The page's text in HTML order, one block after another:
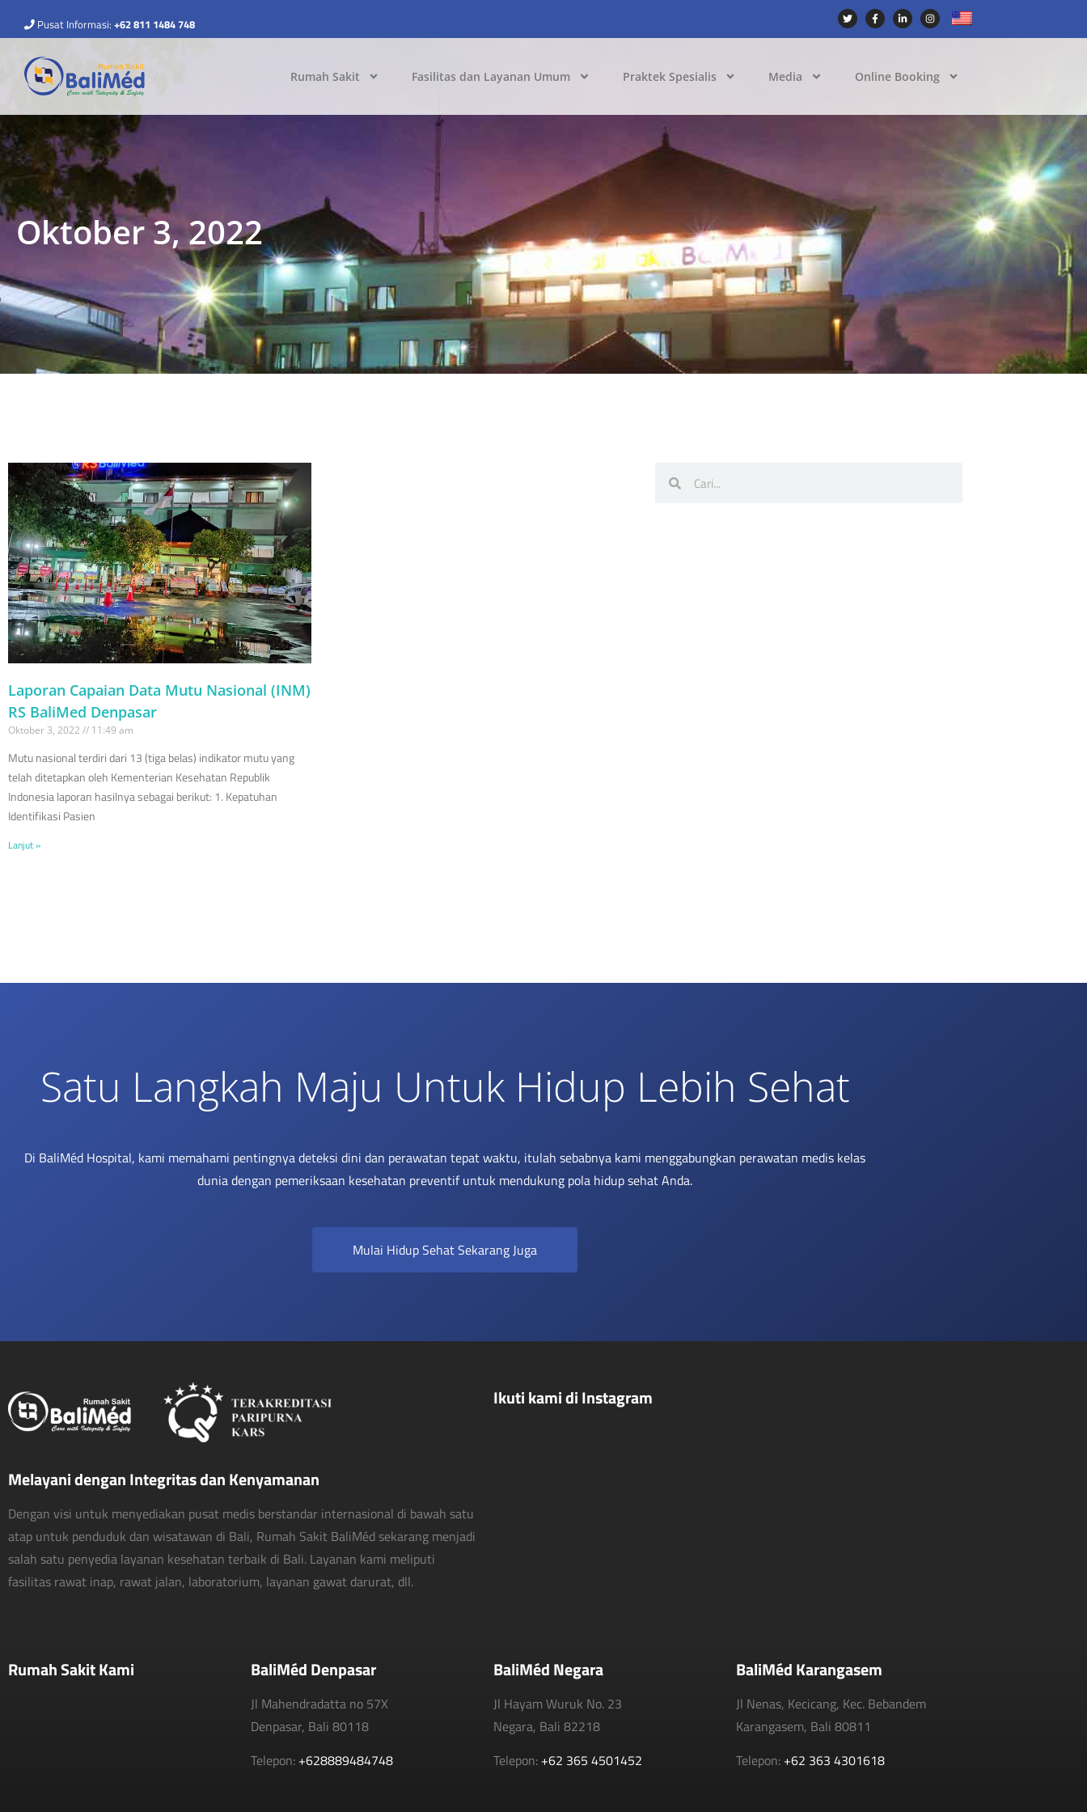
Pusat Informasi: +62 811 1484 748
Rumah Sakit Fasilitas dan Layanan Umum Praktek Spesialis Media Online Booking
Oktober 3, 2022
Laporan Capaian Data Mutu Nasional (INM)
RS BaliMed Denpasar
Oktober 3, 2022 11:49 am
Mutu nasional terdiri dari 13 (tiga belas) indikator mutu yang
telah ditetapkan oleh Kementerian Kesehatan Republik
Indonesia laporan hasilnya sebagai berikut: 1. Kepatuhan
Identifikasi Pasien
Lanjut »
Satu Langkah Maju Untuk Hidup Lebih Sehat
Di BaliMéd Hospital, kami memahami pentingnya deteksi dini dan perawatan tepat waktu, itulah sebabnya kami menggabungkan perawatan medis kelas
dunia dengan pemeriksaan kesehatan preventif untuk mendukung pola hidup sehat Anda.
Mulai Hidup Sehat Sekarang Juga
Melayani dengan Integritas dan Kenyamanan
Dengan visi untuk menyediakan pusat medis berstandar internasional di bawah satu
atap untuk penduduk dan wisatawan di Bali, Rumah Sakit BaliMéd sekarang menjadi
salah satu penyedia layanan kesehatan terbaik di Bali. Layanan kami meliputi
fasilitas rawat inap, rawat jalan, laboratorium, layanan gawat darurat, dll.
Ikuti kami di Instagram
Rumah Sakit Kami BaliMéd Denpasar
Jl Mahendradatta no 57X
Denpasar, Bali 80118
Telepon: +628889484748
BaliMéd Negara
Jl Hayam Wuruk No. 23
Negara, Bali 82218
Telepon: +62 365 4501452
BaliMéd Karangasem
Jl Nenas, Kecicang, Kec. Bebandem
Karangasem, Bali 80811
Telepon: +62 363 4301618